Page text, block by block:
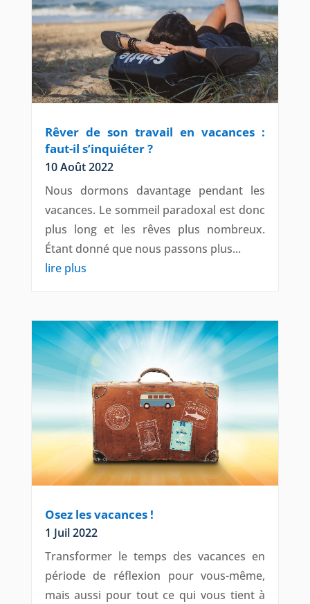
Rêver de son travail en vacances :
faut-il s’inquiéter ?
10 Août 2022
Nous dormons davantage pendant les
vacances. Le sommeil paradoxal est donc
plus long et les rêves plus nombreux.
Étant donné que nous passons plus...
lire plus
Osez les vacances !
1 Juil 2022
Transformer le temps des vacances en
période de réflexion pour vous-même,
mais aussi pour tout ce qui vous tient à